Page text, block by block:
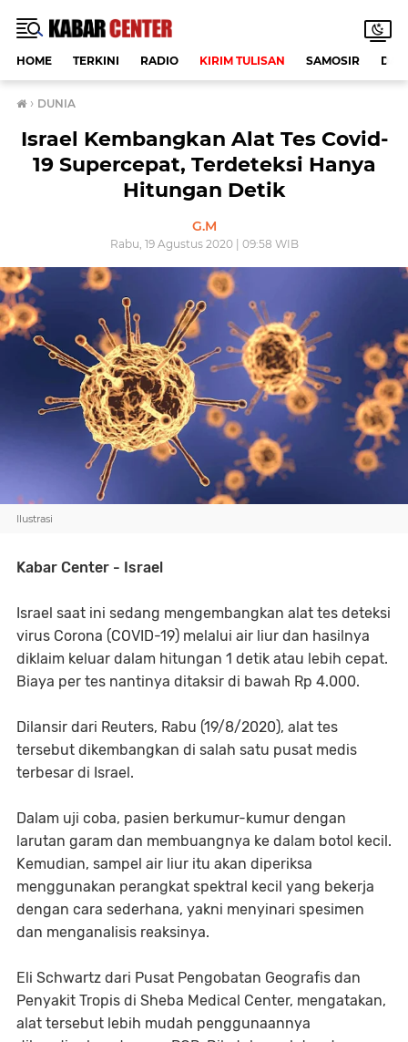
HOME TERKINI RADIO KIRIM TULISAN SAMOSIR
› DUNIA
Israel Kembangkan Alat Tes Covid-
19 Supercepat, Terdeteksi Hanya
Hitungan Detik
G.M
Rabu, 19 Agustus 2020 | 09:58 WIB
Ilustrasi
Kabar Center - Israel
Israel saat ini sedang mengembangkan alat tes deteksi
virus Corona (COVID-19) melalui air liur dan hasilnya
diklaim keluar dalam hitungan 1 detik atau lebih cepat.
Biaya per tes nantinya ditaksir di bawah Rp 4.000.
Dilansir dari Reuters, Rabu (19/8/2020), alat tes
tersebut dikembangkan di salah satu pusat medis
terbesar di Israel.
Dalam uji coba, pasien berkumur-kumur dengan
larutan garam dan membuangnya ke dalam botol kecil.
Kemudian, sampel air liur itu akan diperiksa
menggunakan perangkat spektral kecil yang bekerja
dengan cara sederhana, yakni menyinari spesimen
dan menganalisis reaksinya.
Eli Schwartz dari Pusat Pengobatan Geografis dan
Penyakit Tropis di Sheba Medical Center, mengatakan,
alat tersebut lebih mudah penggunaannya